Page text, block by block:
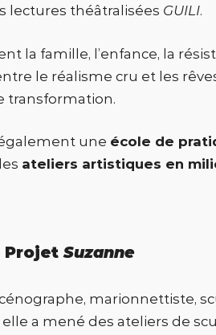
lectures théâtralisées GUILI.
la famille, l’enfance, la
le réalisme cru et les
transformation.
une école de
ateliers artistiques en
ProjetSuzanne
marionnettiste,
elle a mené des ateliers de